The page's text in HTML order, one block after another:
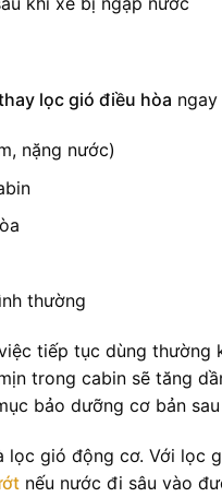
lọc gió điều hòa
nặng nước)
thường
tiếp tục dùng thường
trong cabin sẽ tăng
bảo dưỡng cơ bản
gió động cơ. Với lọc
nếu nước đi sâu vào